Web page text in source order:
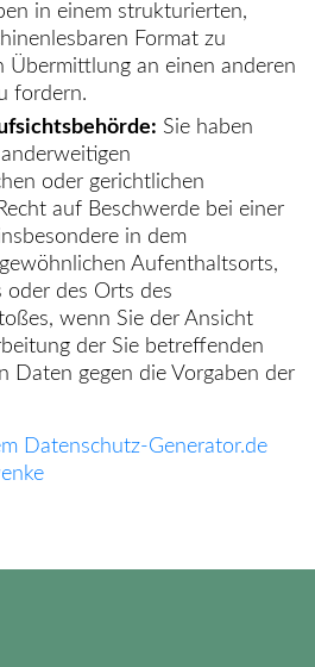
in einem strukturierten,
Format zu
Übermittlung an einen anderen
fordern.
Sie haben
oder gerichtlichen
auf Beschwerde bei einer
in dem
Aufenthaltsorts,
oder des Orts des
wenn Sie der Ansicht
der Sie betreffenden
Daten gegen die Vorgaben der
Datenschutz-Generator.de